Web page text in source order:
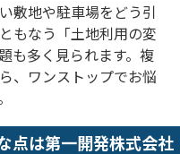
敷地や駐車場をどう引
もなう「土地利用の変
も多く見られます。複
、ワンストップでお悩
点は第一開発株式会社